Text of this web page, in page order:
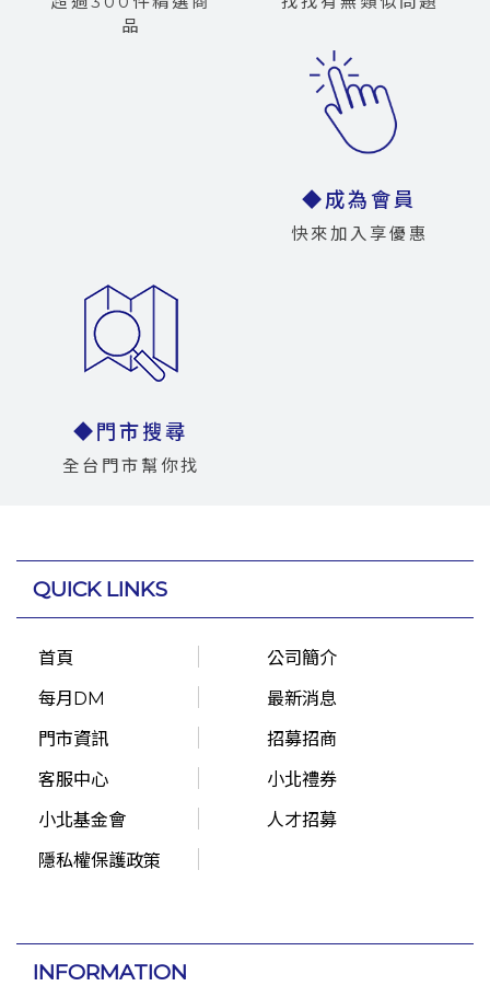
品
◆成為會員
快來加入享優惠
◆門市搜尋
全台門市幫你找
QUICK LINKS
首頁
公司簡介
每月DM
最新消息
門市資訊
招募招商
客服中心
小北禮券
小北基金會
人才招募
隱私權保護政策
INFORMATION